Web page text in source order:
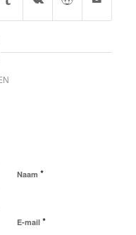
Naam *
E-mail *